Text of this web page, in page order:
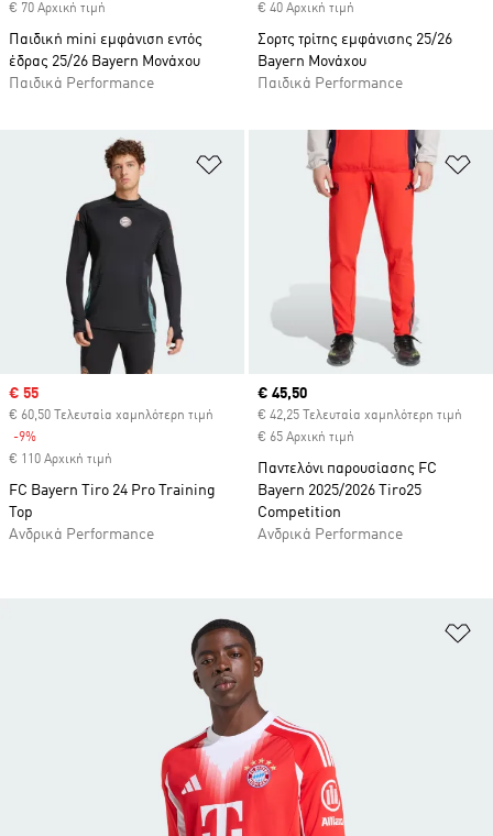
€ 70 Αρχική τιμή
Παιδική mini εμφάνιση εντός
έδρας 25/26 Bayern Μονάχου
Παιδικά Performance
€ 40 Αρχική τιμή
Σορτς τρίτης εμφάνισης 25/26
Bayern Μονάχου
Παιδικά Performance
Προσθήκη στη Λίστα Επιθυμιών
Sale price
€ 55
€ 60,50 Τελευταία χαμηλότερη τιμή
-9%
€ 110 Αρχική τιμή
FC Bayern Tiro 24 Pro Training
Top
Ανδρικά Performance
Current price
€ 45,50
€ 42,25 Τελευταία χαμηλότερη τιμή
€ 65 Αρχική τιμή
Παντελόνι παρουσίασης FC
Bayern 2025/2026 Tiro25
Competition
Ανδρικά Performance